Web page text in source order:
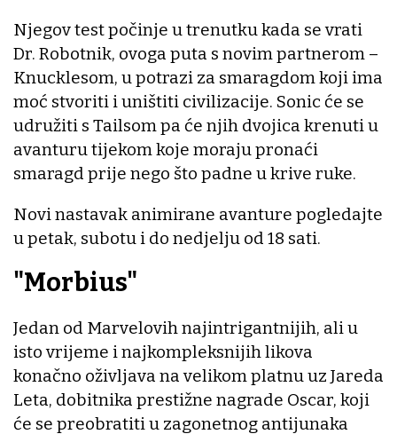
Njegov test počinje u trenutku kada se vrati
Dr. Robotnik, ovoga puta s novim partnerom –
Knucklesom, u potrazi za smaragdom koji ima
moć stvoriti i uništiti civilizacije. Sonic će se
udružiti s Tailsom pa će njih dvojica krenuti u
avanturu tijekom koje moraju pronaći
smaragd prije nego što padne u krive ruke.
Novi nastavak animirane avanture pogledajte
u petak, subotu i do nedjelju od 18 sati.
"Morbius"
Jedan od Marvelovih najintrigantnijih, ali u
isto vrijeme i najkompleksnijih likova
konačno oživljava na velikom platnu uz Jareda
Leta, dobitnika prestižne nagrade Oscar, koji
će se preobratiti u zagonetnog antijunaka